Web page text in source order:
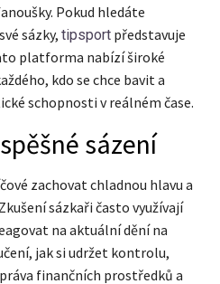
Pokud hledáte
sázky, tipsport představuje
platforma nabízí široké
kdo se chce bavit a
schopnosti v reálném čase.
sázení
zachovat chladnou hlavu a
sázkaři často využívají
na aktuální dění na
jak si udržet kontrolu,
finančních prostředků a